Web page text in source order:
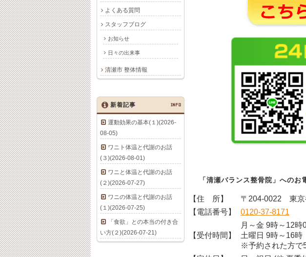
「清瀬バランス整骨院」へのお
【住 所】
〒204-0022 東京
【電話番号】
0120-37-8171
【受付時間】
月～金 9時～12時
土曜日 9時～16時
※予約された方で
よくある質問
スタッフブログ
お知らせ
日々の出来事
清瀬市 整体情報
新着記事 INFO
運動効果の基本(１)(2026-
08-05)
ワニト体温と代謝のお話
(３)(2026-08-01)
ワニと体温と代謝のお話
(２)(2026-07-27)
ワニの体温と代謝のお話
(１)(2026-07-25)
「食欲」との本当の付き合
い方(２)(2026-07-21)